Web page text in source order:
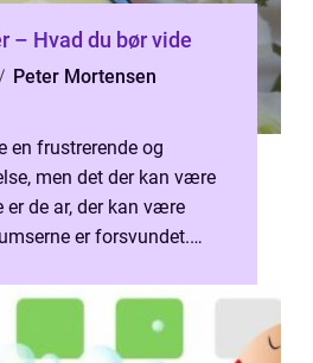
– Hvad du bør vide
Peter Mortensen
en frustrerende og
men det der kan være
er de ar, der kan være
er forsvundet.